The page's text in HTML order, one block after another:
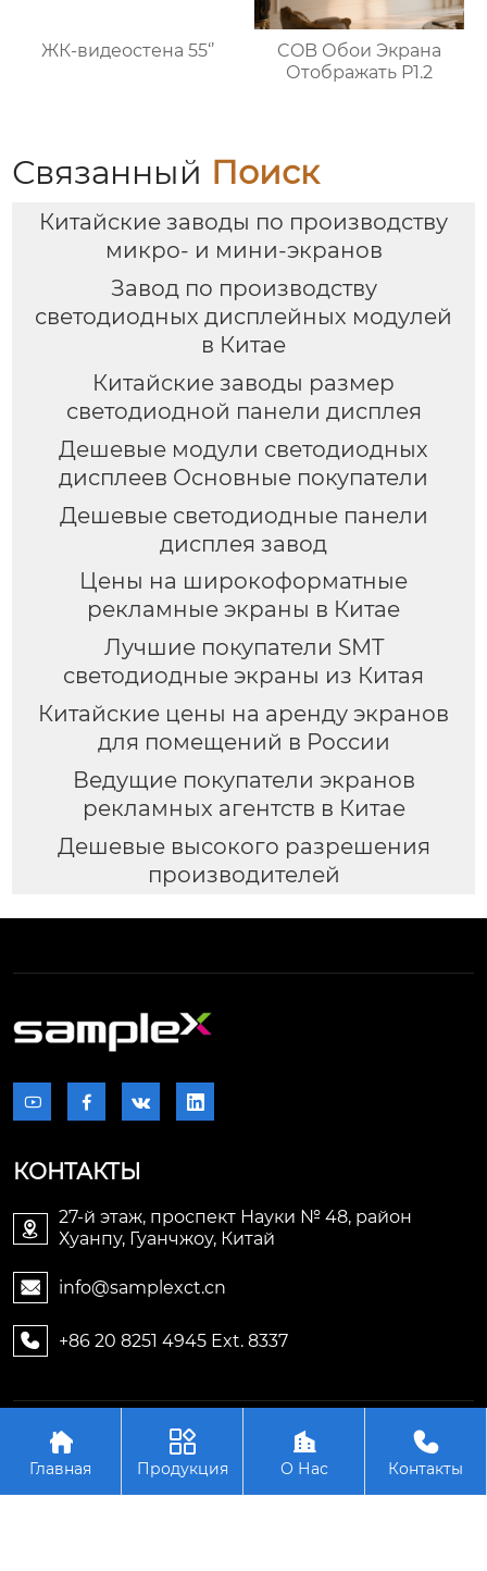
ЖК-видеостена 55‘’
COB Обои Экрана
Отображать P1.2
Связанный Поиск
Китайские заводы по производству
микро- и мини-экранов
Завод по производству
светодиодных дисплейных модулей
в Китае
Китайские заводы размер
светодиодной панели дисплея
Дешевые модули светодиодных
дисплеев Основные покупатели
Дешевые светодиодные панели
дисплея завод
Цены на широкоформатные
рекламные экраны в Китае
Лучшие покупатели SMT
светодиодные экраны из Китая
Китайские цены на аренду экранов
для помещений в России
Ведущие покупатели экранов
рекламных агентств в Китае
Дешевые высокого разрешения
производителей
   
КОНТАКТЫ

27-й этаж, проспект Науки № 48, район
Хуанпу, Гуанчжоу, Китай
 info@samplexct.cn
 +86 20 8251 4945 Ext. 8337
Авторское право©2006-2025Гуанчжоу Samplex
Электронные технологии Лтд.

Главная

Продукция

О Нас

Контакты